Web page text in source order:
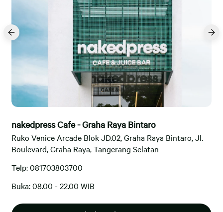
nakedpress Cafe - Graha Raya Bintaro
Ruko Venice Arcade Blok JD.02, Graha Raya Bintaro, Jl.
Boulevard, Graha Raya, Tangerang Selatan
Telp: 081703803700
Buka: 08.00 - 22.00 WIB